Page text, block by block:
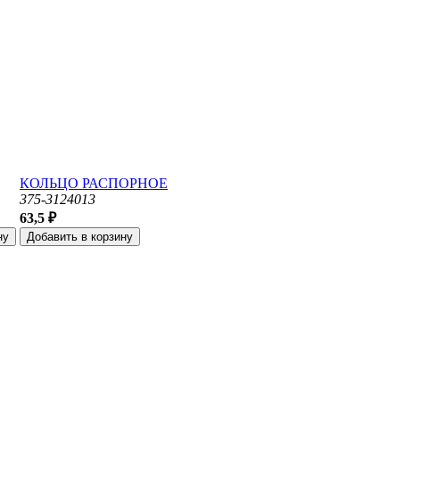
КОЛЬЦО РАСПОРНОЕ
375-3124013
63,5 ₽